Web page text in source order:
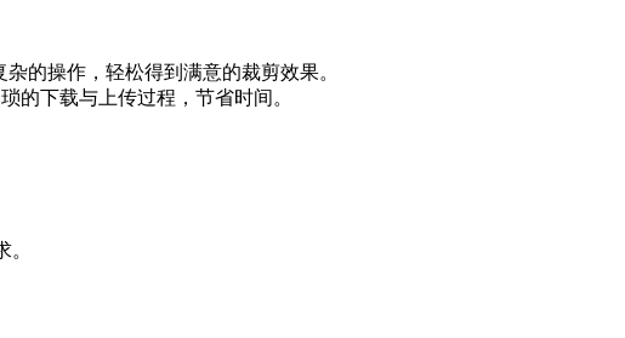
的操作，轻松得到满意的裁剪效果。
的下载与上传过程，节省时间。